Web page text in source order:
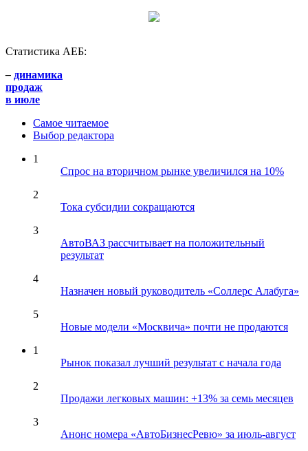
Статистика АЕБ:
– динамика
продаж
в июле
Самое читаемое
Выбор редактора
1
Спрос на вторичном рынке увеличился на 10%
2
Тока субсидии сокращаются
3
АвтоВАЗ рассчитывает на положительный
результат
4
Назначен новый руководитель «Соллерс Алабуга»
5
Новые модели «Москвича» почти не продаются
1
Рынок показал лучший результат с начала года
2
Продажи легковых машин: +13% за семь месяцев
3
Анонс номера «АвтоБизнесРевю» за июль-август